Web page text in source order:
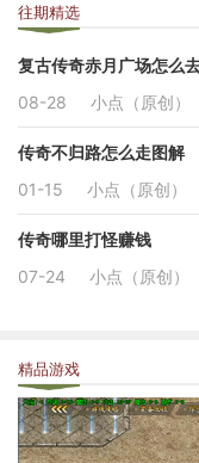
往期精选
复古传奇赤月广场怎么
08-28
小点（原创）
传奇不归路怎么走图解
01-15
小点（原创）
传奇哪里打怪赚钱
07-24
小点（原创）
精品游戏